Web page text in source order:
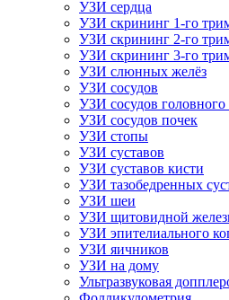
УЗИ сердца
УЗИ скрининг 1-го
УЗИ скрининг 2-го
УЗИ скрининг 3-го
УЗИ слюнных желёз
УЗИ сосудов
УЗИ сосудов головного
УЗИ сосудов почек
УЗИ стопы
УЗИ суставов
УЗИ суставов кисти
УЗИ тазобедренных
УЗИ шеи
УЗИ щитовидной
УЗИ эпителиального
УЗИ яичников
УЗИ на дому
Ультразвуковая